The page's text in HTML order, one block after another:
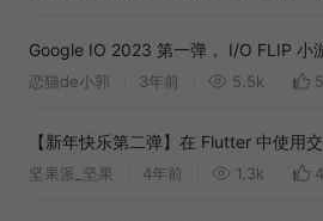
Google IO 2023 第一弹， I/O FLIP 小
恋猫de小郭 3年前 5.5k
【新年快乐第二弹】在 Flutter 中使用
局
坚果派_坚果 4年前 1.3k 4